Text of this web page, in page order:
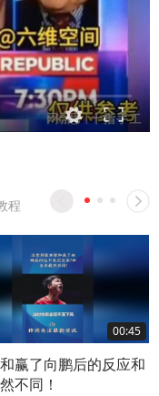
程
00:45
赢了向鹏后的反应和
不同！